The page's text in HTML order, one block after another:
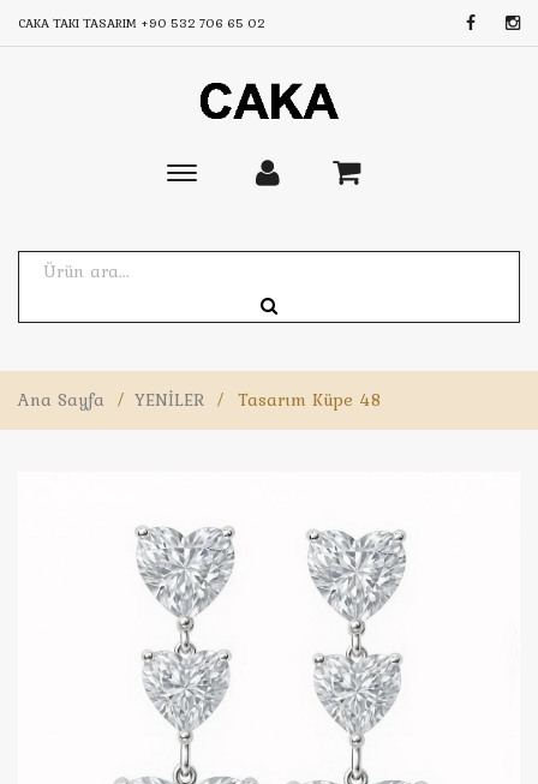
CAKA TAKI TASARIM +90 532 706 65 02
Toggle
Ana Sayfa / YENİLER / Tasarım Küpe 48